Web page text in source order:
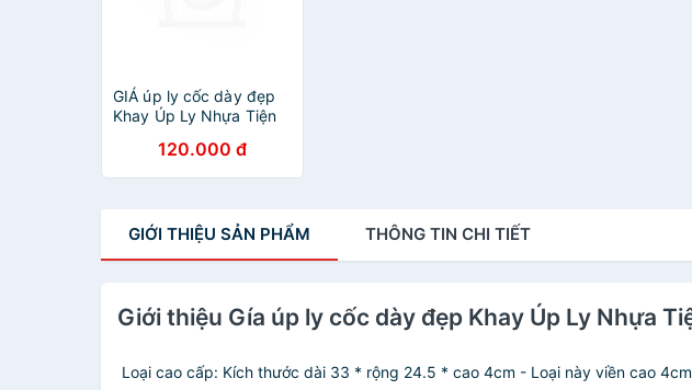
GIÁ úp ly cốc dày đẹp
Khay Úp Ly Nhựa Tiện
120.000 đ
GIỚI THIỆU SẢN PHẨM THÔNG TIN CHI TIẾT
Giới thiệu Gía úp ly cốc dày đẹp Khay Úp Ly Nhựa
Loại cao cấp: Kích thước dài 33 * rộng 24.5 * cao 4cm - Loại này viền cao